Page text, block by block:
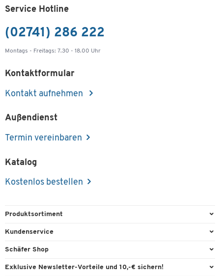
Service Hotline
(02741) 286 222
Montags - Freitags: 7.30 - 18.00 Uhr
Kontaktformular
Kontakt aufnehmen
Außendienst
Termin vereinbaren
Katalog
Kostenlos bestellen
Produktsortiment
Büroausstattung
Kundenservice
Direktbestellung
Schäfer Shop
Services & Leistungen
Exklusive Newsletter-Vorteile und 10,-€ sichern!